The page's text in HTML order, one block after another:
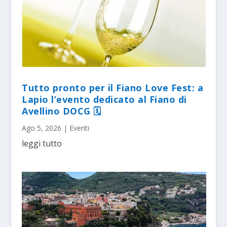
Tutto pronto per il Fiano Love Fest: a
Lapio l’evento dedicato al Fiano di
Avellino DOCG 🗓
Ago 5, 2026 | Eventi
leggi tutto